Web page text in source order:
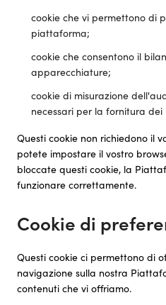
cookie che vi permettono di
piattaforma;
cookie che consentono il
apparecchiature;
cookie di misurazione
necessari per la fornitura dei
Questi cookie non richiedono il
potete impostare il vostro
bloccate questi cookie, la
funzionare correttamente.
Cookie di
Questi cookie ci permettono di
navigazione sulla nostra
contenuti che vi offriamo.